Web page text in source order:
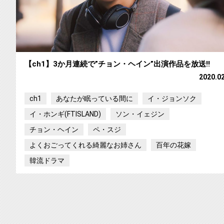
【ch1】3か月連続で”チョン・ヘイン”出演作品を放送!!
ch1 あなたが眠っている間に
イ・ジョンソク
イ・ホンギ(FTISLAND)
ソン・イェジン
チョン・ヘイン
ペ・スジ
よくおごってくれる綺麗なお姉さん
百年の花嫁
韓流ドラマ